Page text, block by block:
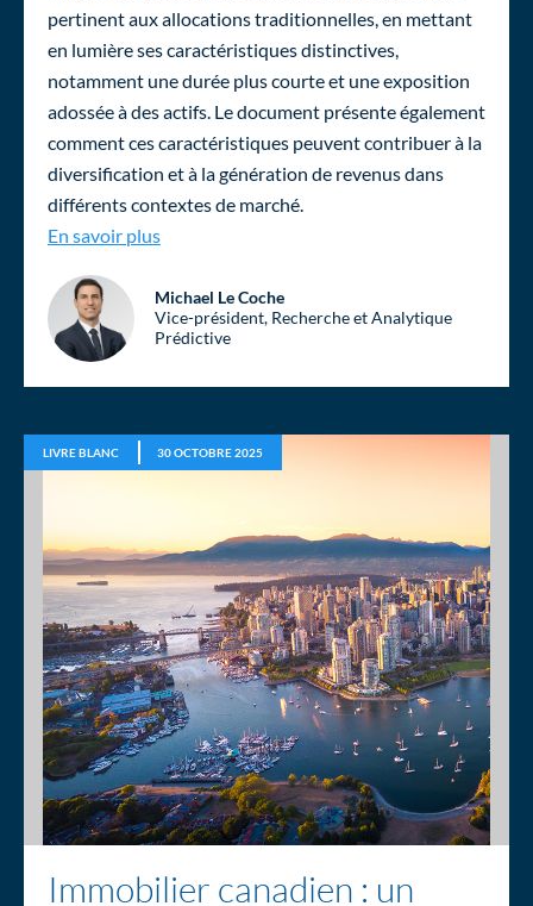
pertinent aux allocations traditionnelles, en mettant
en lumière ses caractéristiques distinctives,
notamment une durée plus courte et une exposition
adossée à des actifs. Le document présente également
comment ces caractéristiques peuvent contribuer à la
diversification et à la génération de revenus dans
différents contextes de marché.
En savoir plus
Michael Le Coche
Vice-président, Recherche et Analytique
Prédictive
LIVRE BLANC 30 OCTOBRE 2025
Immobilier canadien : un